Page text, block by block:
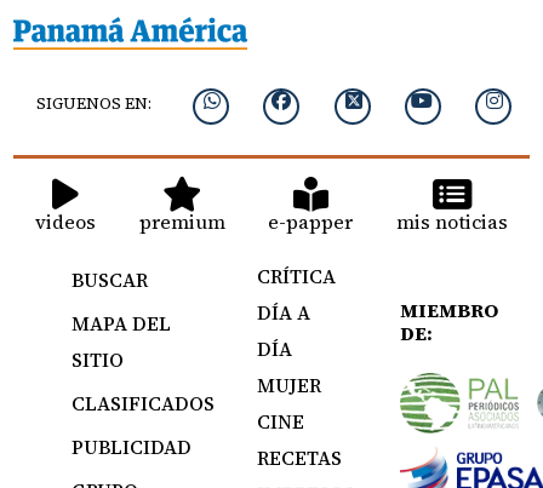
SIGUENOS EN:
videos premium e-papper mis noticias
BUSCAR
MAPA DEL
SITIO
CLASIFICADOS
PUBLICIDAD
CRÍTICA
DÍA A
DÍA
MUJER
CINE
RECETAS
MIEMBRO
DE: